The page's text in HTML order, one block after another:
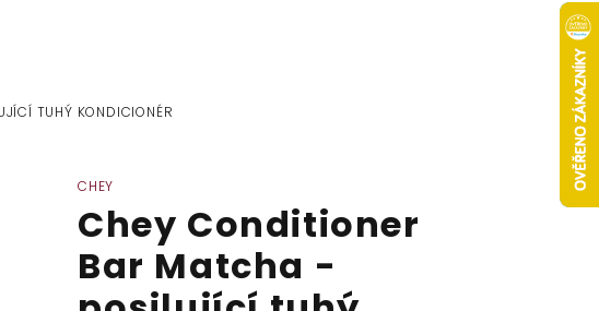
TUHÝ KONDICIONÉR
CHEY
Chey Conditioner
Bar Matcha -